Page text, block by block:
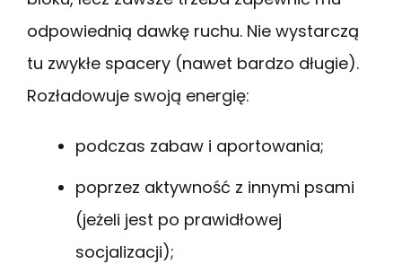
odpowiednią dawkę ruchu. Nie wystarczą
tu zwykłe spacery (nawet bardzo długie).
Rozładowuje swoją energię:
podczas zabaw i aportowania;
poprzez aktywność z innymi psami
(jeżeli jest po prawidłowej
socjalizacji);